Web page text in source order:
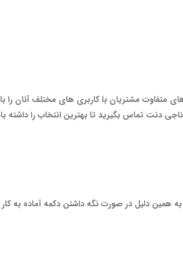
متفاوت مشتریان با کاربری های مختلف آنان را
دنت تماس بگیرید تا بهترین انتخاب را داشته